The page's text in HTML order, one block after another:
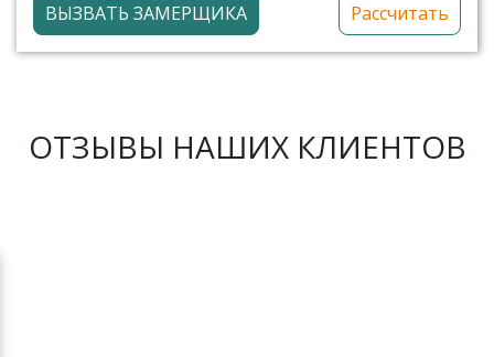
ВЫЗВАТЬ ЗАМЕРЩИКА Рассчитать
ОТЗЫВЫ НАШИХ КЛИЕНТОВ